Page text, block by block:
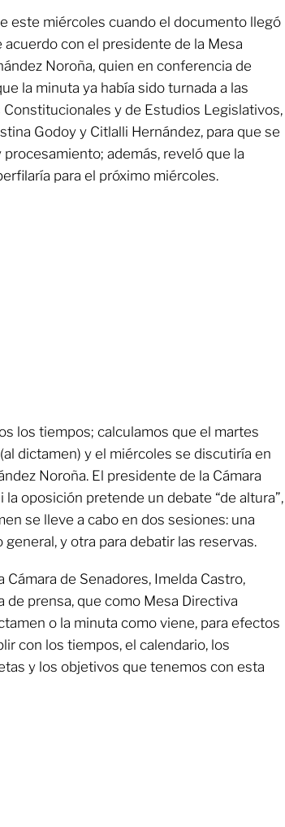
este miércoles cuando el documento llegó
acuerdo con el presidente de la Mesa
Noroña, quien en conferencia de
la minuta ya había sido turnada a las
y de Estudios Legislativos,
Godoy y Citlalli Hernández, para que se
procesamiento; además, reveló que la
para el próximo miércoles.
los tiempos; calculamos que el martes
dictamen) y el miércoles se discutiría en
Noroña. El presidente de la Cámara
la oposición pretende un debate “de altura”,
se lleve a cabo en dos sesiones: una
general, y otra para debatir las reservas.
Cámara de Senadores, Imelda Castro,
de prensa, que como Mesa Directiva
o la minuta como viene, para efectos
con los tiempos, el calendario, los
y los objetivos que tenemos con esta